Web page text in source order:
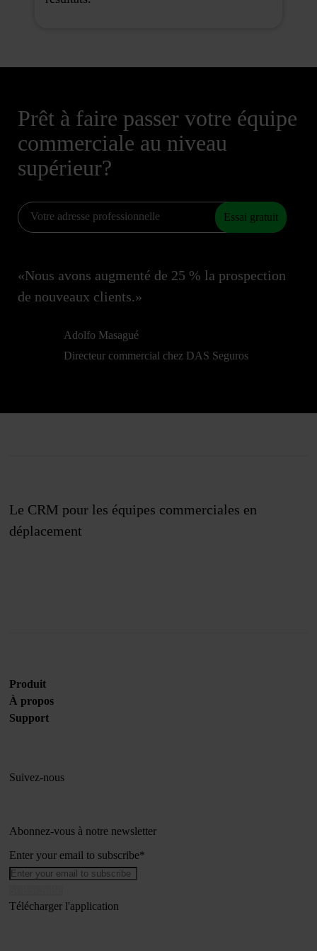
Prêt à faire passer votre équipe
commerciale au niveau
supérieur?
Essai gratuit
«Nous avons augmenté de 25 % la prospection
de nouveaux clients.»
Adolfo Masagué
Directeur commercial chez DAS Seguros
Le CRM pour les équipes commerciales en
déplacement
Produit
À propos
Support
Suivez-nous
Abonnez-vous à notre newsletter
Enter your email to subscribe*
Télécharger l'application